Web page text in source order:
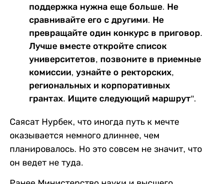
поддержка нужна еще больше. Не
сравнивайте его с другими. Не
превращайте один конкурс в приговор.
Лучше вместе откройте список
университетов, позвоните в приемные
комиссии, узнайте о ректорских,
региональных и корпоративных
грантах. Ищите следующий маршрут".
Саясат Нурбек, что иногда путь к мечте
оказывается немного длиннее, чем
планировалось. Но это совсем не значит, что
он ведет не туда.